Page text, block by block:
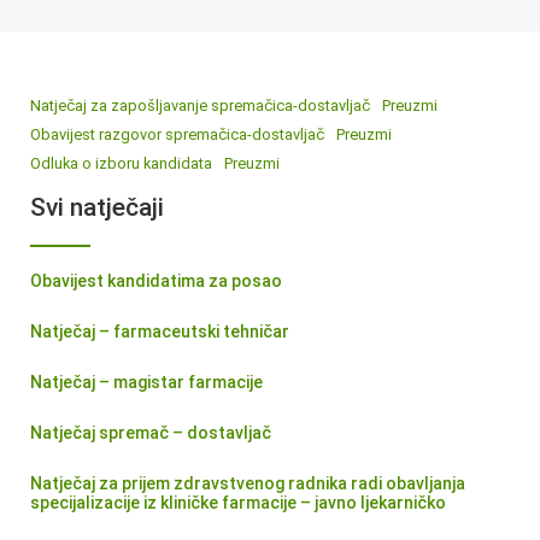
Natječaj za zapošljavanje spremačica-dostavljač
Preuzmi
Obavijest razgovor spremačica-dostavljač
Preuzmi
Odluka o izboru kandidata
Preuzmi
Svi natječaji
Obavijest kandidatima za posao
Natječaj – farmaceutski tehničar
Natječaj – magistar farmacije
Natječaj spremač – dostavljač
Natječaj za prijem zdravstvenog radnika radi obavljanja
specijalizacije iz kliničke farmacije – javno ljekarničko